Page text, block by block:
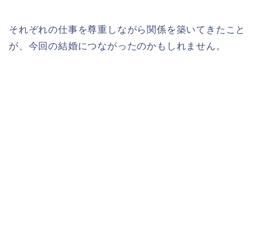
それぞれの仕事を尊重しながら関係を築いてきたこと
が、今回の結婚につながったのかもしれません。